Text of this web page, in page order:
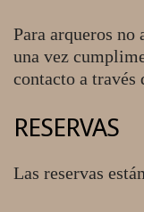
Para arqueros no
una vez
contacto a
RESERVAS
Las reservas